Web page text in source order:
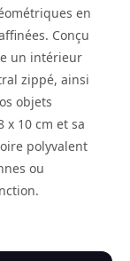
en
Conçu
un intérieur
zippé, ainsi
objets
x 10 cm et sa
polyvalent
ou